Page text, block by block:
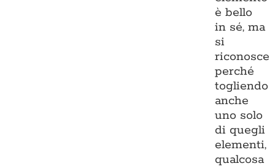
è bello
in sé, ma
si
riconosce
perché
togliendo
anche
uno solo
di quegli
elementi,
qualcosa